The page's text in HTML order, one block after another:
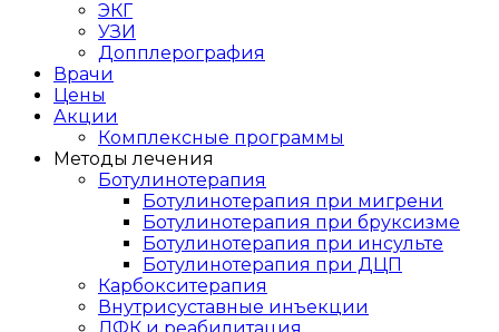
ЭКГ
УЗИ
Допплерография
Врачи
Цены
Акции
Комплексные программы
Методы лечения
Ботулинотерапия
Ботулинотерапия при мигрени
Ботулинотерапия при бруксизме
Ботулинотерапия при инсульте
Ботулинотерапия при ДЦП
Карбокситерапия
Внутрисуставные инъекции